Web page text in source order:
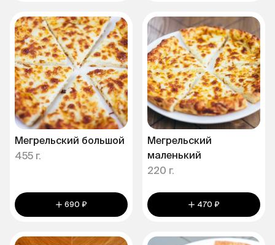
Мегрельский большой
455 г.
690 ₽
Мегрельский
маленький
220 г.
470 ₽